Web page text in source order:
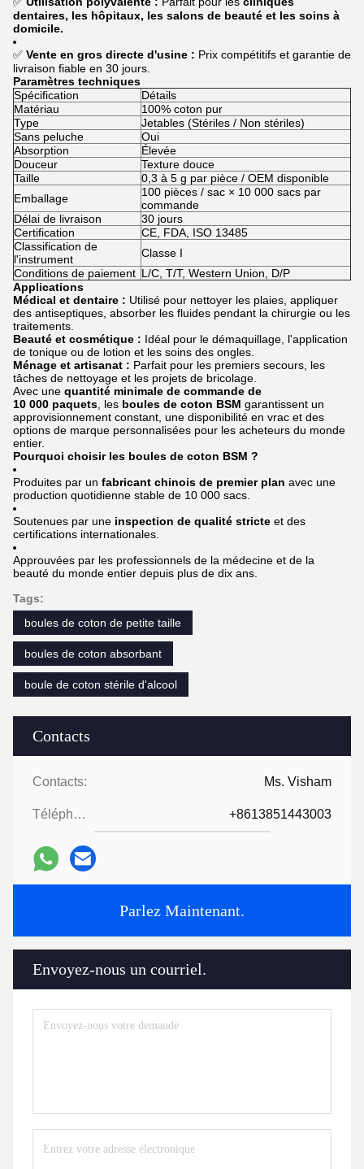
Contacts
Contacts: Ms. Visham
Téléphone: +8613851443003
Parlez Maintenant.
Envoyez-nous un courriel.
dentaires, les hôpitaux, les salons de beauté et les soins à
domicile.
✅ Vente en gros directe d'usine : Prix compétitifs et garantie de
livraison fiable en 30 jours.
Paramètres techniques
Spécification
Détails
Matériau
100% coton pur
Type
Jetables (Stériles / Non stériles)
Sans peluche
Oui
Absorption
Élevée
Douceur
Texture douce
Taille
0,3 à 5 g par pièce / OEM disponible
Emballage
100 pièces / sac × 10 000 sacs par
commande
Délai de livraison
30 jours
Certification
CE, FDA, ISO 13485
Classification de
l'instrument
Classe I
Conditions de paiement L/C, T/T, Western Union, D/P
Applications
Médical et dentaire : Utilisé pour nettoyer les plaies, appliquer
des antiseptiques, absorber les fluides pendant la chirurgie ou les
traitements.
Beauté et cosmétique : Idéal pour le démaquillage, l'application
de tonique ou de lotion et les soins des ongles.
Ménage et artisanat : Parfait pour les premiers secours, les
tâches de nettoyage et les projets de bricolage.
Avec une quantité minimale de commande de
10 000 paquets , les boules de coton BSM garantissent un
approvisionnement constant, une disponibilité en vrac et des
options de marque personnalisées pour les acheteurs du monde
entier.
Pourquoi choisir les boules de coton BSM ?
Produites par un fabricant chinois de premier plan avec une
production quotidienne stable de 10 000 sacs.
Soutenues par une inspection de qualité stricte et des
certifications internationales.
Approuvées par les professionnels de la médecine et de la
beauté du monde entier depuis plus de dix ans.
Tags:
boules de coton de petite taille
boules de coton absorbant
boule de coton stérile d'alcool